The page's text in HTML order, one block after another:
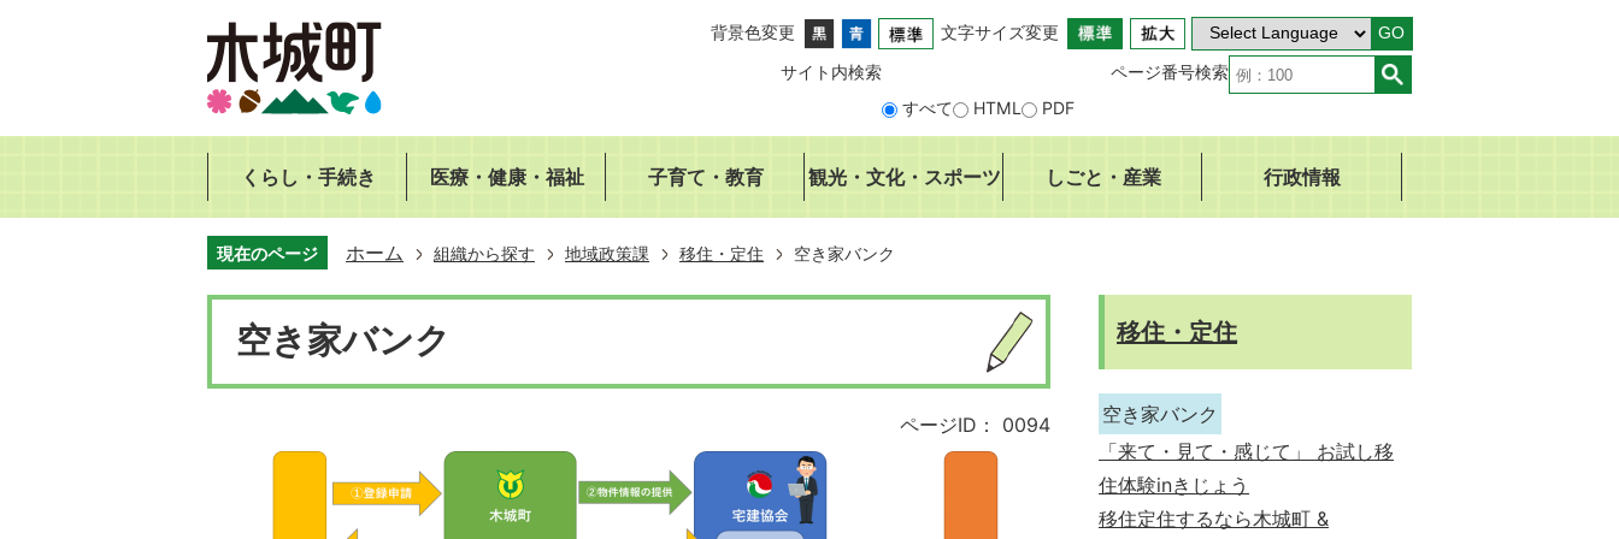
背景色変更 文字サイズ変更 GO
サイト内検索
すべて
HTML PDF
ページ番号検索
くらし・手続き 医療・健康・福祉 子育て・教育 観光・文化・スポーツ しごと・産業 行政情報
現在のページ ホーム 組織から探す 地域政策課 移住・定住 空き家バンク
空き家バンク
ページID： 0094
移住・定住
空き家バンク
「来て・見て・感じて」 お試し移
住体験inきじょう
移住定住するなら木城町 &